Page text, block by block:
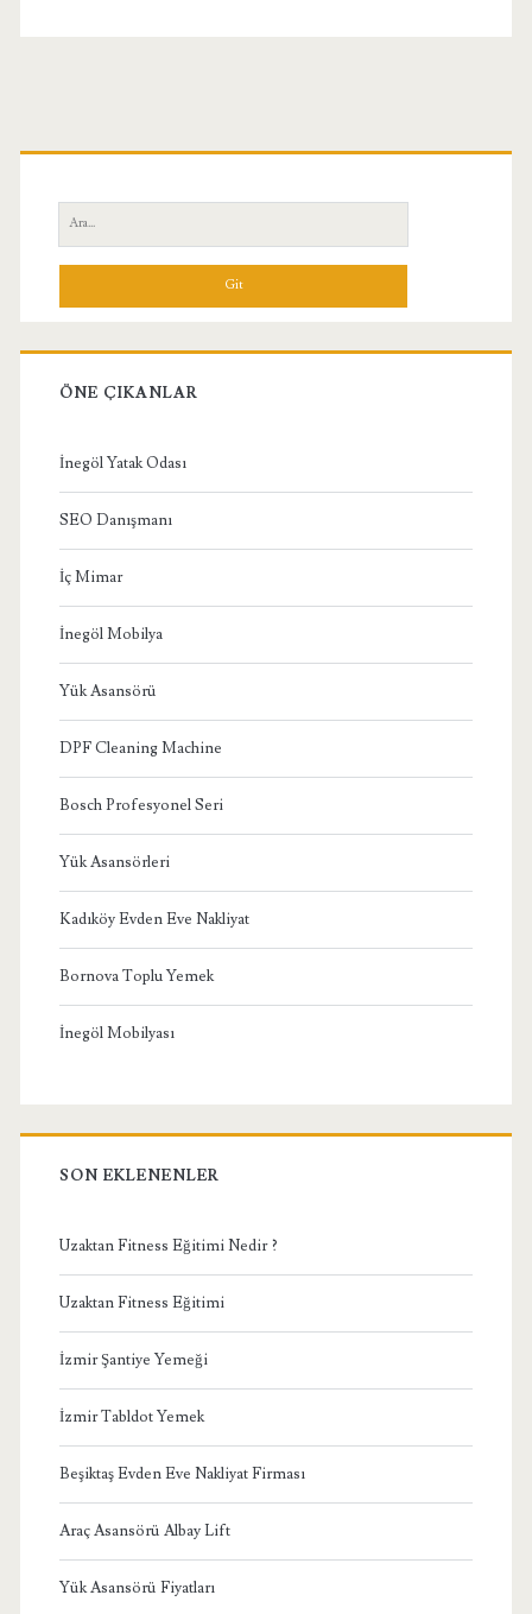
Birincil
Yan
Menü
Ara:
ÖNE ÇIKANLAR
İnegöl Yatak Odası
SEO Danışmanı
İç Mimar
İnegöl Mobilya
Yük Asansörü
DPF Cleaning Machine
Bosch Profesyonel Seri
Yük Asansörleri
Kadıköy Evden Eve Nakliyat
Bornova Toplu Yemek
İnegöl Mobilyası
SON EKLENENLER
Uzaktan Fitness Eğitimi Nedir ?
Uzaktan Fitness Eğitimi
İzmir Şantiye Yemeği
İzmir Tabldot Yemek
Beşiktaş Evden Eve Nakliyat Firması
Araç Asansörü Albay Lift
Yük Asansörü Fiyatları